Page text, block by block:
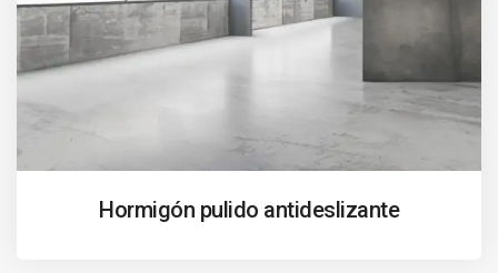
Hormigón pulido antideslizante